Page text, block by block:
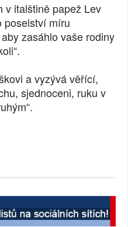
v italštině papež Lev
poselství míru
zasáhlo vaše rodiny
a vyzývá věřící,
sjednoceni, ruku v